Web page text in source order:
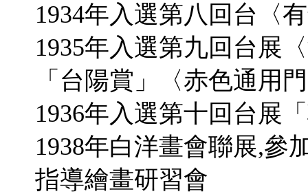
1934年入選第八回台〈
1935年入選第九回台展
「台陽賞」〈赤色通用
1936年入選第十回台展
1938年白洋畫會聯展,參
指導繪畫研習會